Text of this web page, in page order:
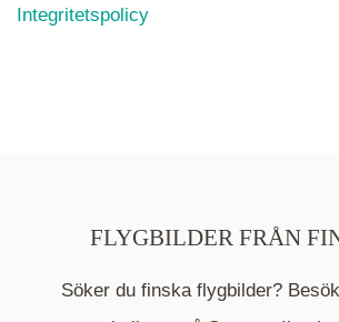
Mappen är en medelpunkt över
Integritetspolicy
FLYGBILDER FRÅN
Söker du finska flygbilder?